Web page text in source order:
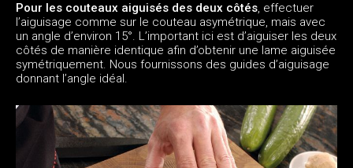
Pour les couteaux aiguisés des deux côtés, effectuer
l’aiguisage comme sur le couteau asymétrique, mais avec
un angle d’environ 15°. L’important ici est d’aiguiser les deux
côtés de manière identique afin d’obtenir une lame aiguisée
symétriquement. Nous fournissons des guides d’aiguisage
donnant l’angle idéal.